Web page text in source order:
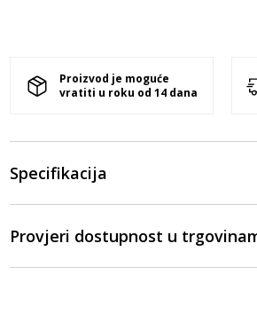
Proizvod je moguće
vratiti u roku od 14 dana
Specifikacija
Provjeri dostupnost u